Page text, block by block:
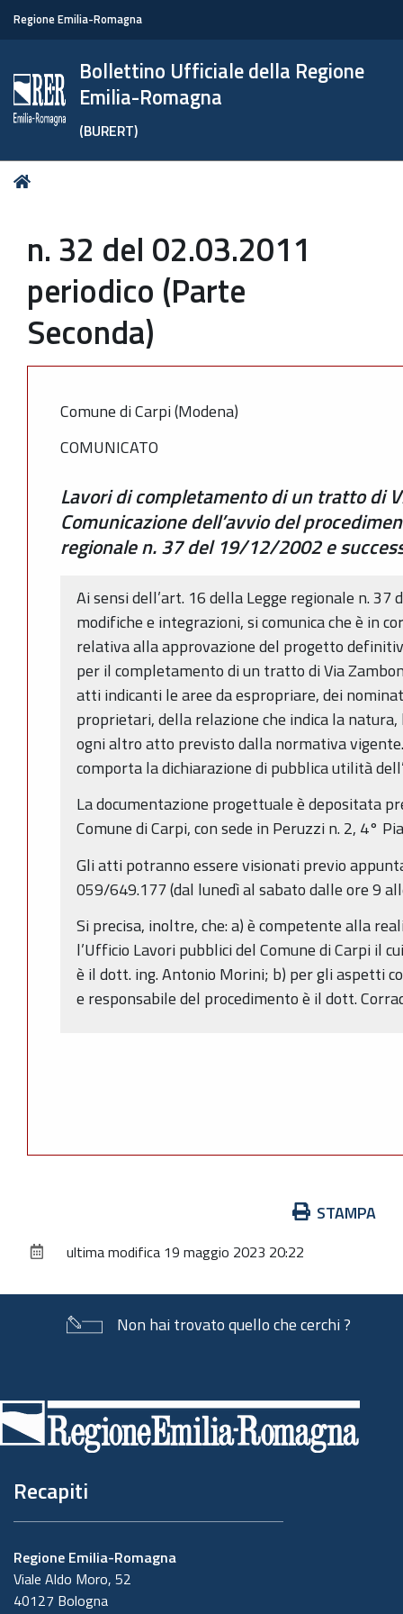
Regione Emilia-Romagna
Bollettino Ufficiale della Regione
Emilia-Romagna
(BURERT)
Tu
n. 32 del 02.03.2011
periodico (Parte
Seconda)
Comune di Carpi (Modena)
COMUNICATO
Lavori di completamento di un tratto di
Comunicazione dell’avvio del
regionale n. 37 del 19/12/2002 e
Ai sensi dell’art. 16 della Legge regionale n.
modifiche e integrazioni, si comunica che è in
relativa alla approvazione del progetto
per il completamento di un tratto di Via
atti indicanti le aree da espropriare, dei
proprietari, della relazione che indica la natura,
ogni altro atto previsto dalla normativa
comporta la dichiarazione di pubblica utilità
La documentazione progettuale è depositata
Comune di Carpi, con sede in Peruzzi n. 2, 4°
Gli atti potranno essere visionati previo
059/649.177 (dal lunedì al sabato dalle ore 9
Si precisa, inoltre, che: a) è competente alla
l’Ufficio Lavori pubblici del Comune di Carpi il
è il dott. ing. Antonio Morini; b) per gli aspetti
e responsabile del procedimento è il dott.
documento
STAMPA
ultima modifica 19 maggio 2023 20:22
Non hai trovato quello che cerchi ?
di
pagina
Recapiti
Regione Emilia-Romagna
Viale Aldo Moro, 52
40127 Bologna